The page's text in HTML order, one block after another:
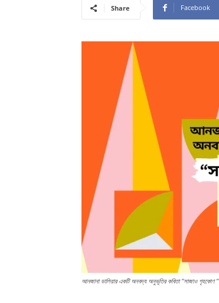
Share Facebook
আনজানা ডালিয়ার একটি অনবদ্য অনুভূতির কবিতা “সাজাও গৃহকোণ ’’